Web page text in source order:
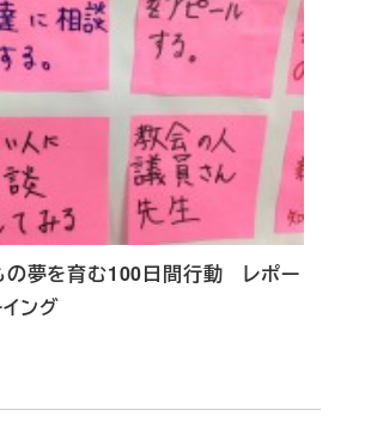
の夢を育む100日間行動 レポー
ング